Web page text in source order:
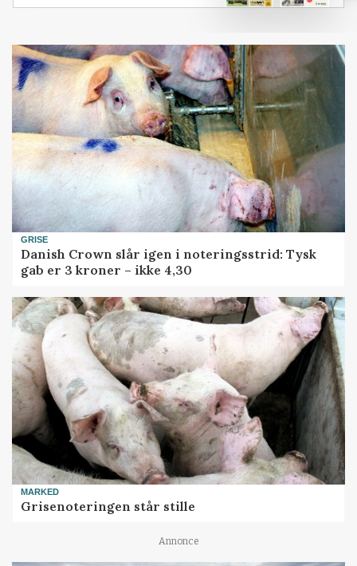
GRISE
Danish Crown slår igen i noteringsstrid: Tysk
gab er 3 kroner – ikke 4,30
MARKED
Grisenoteringen står stille
Annonce